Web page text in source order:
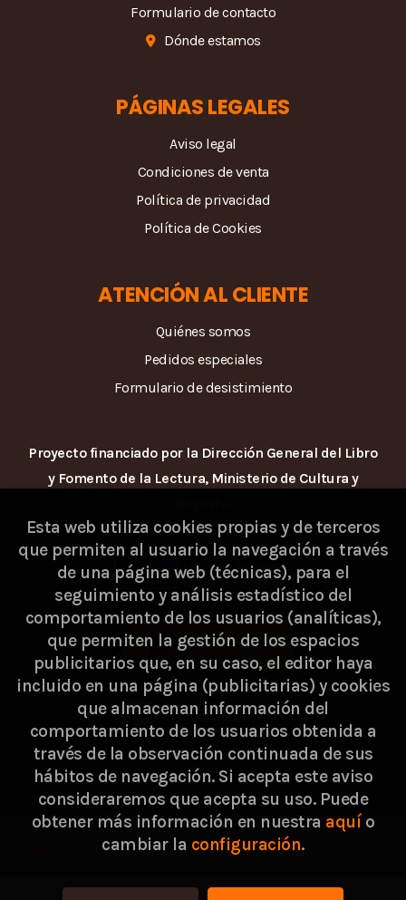
Consigue 0,30 €
Formulario de contacto
Dónde estamos
PÁGINAS LEGALES
Aviso legal
Condiciones de venta
Política de privacidad
Política de Cookies
ATENCIÓN AL CLIENTE
Quiénes somos
Pedidos especiales
Formulario de desistimiento
Proyecto financiado por la Dirección General del Libro
y Fomento de la Lectura, Ministerio de Cultura y
2026 ©Passarella Store SL. Todos los Derechos
Reservados | Grupo Trevenque
Esta web utiliza cookies propias y de terceros
que permiten al usuario la navegación a través
de una página web (técnicas), para el
seguimiento y análisis estadístico del
comportamiento de los usuarios (analíticas),
que permiten la gestión de los espacios
publicitarios que, en su caso, el editor haya
incluido en una página (publicitarias) y cookies
que almacenan información del
comportamiento de los usuarios obtenida a
través de la observación continuada de sus
hábitos de navegación. Si acepta este aviso
consideraremos que acepta su uso. Puede
obtener más información en nuestra aquío
cambiar la configuración.